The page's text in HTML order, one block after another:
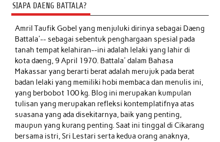
SIAPA DAENG BATTALA?
Amril Taufik Gobelyang menjuluki dirinya sebagai Daeng
Battala'-- sebagai sebentuk penghargaan spesial pada
tanah tempat kelahiran--ini adalah lelaki yang lahir di
kota daeng, 9 April 1970. Battala' dalam Bahasa
Makassar yang berarti berat adalah merujuk pada berat
badan lelaki yang memiliki hobi membaca dan menulis ini,
yang berbobot 100 kg. Blog ini merupakan kumpulan
tulisan yang merupakan refleksi kontemplatifnya atas
suasana yang ada disekitarnya, baik yang penting,
maupun yang kurang penting. Saat ini tinggal di Cikarang
bersama istri, Sri Lestari serta kedua orang anaknya,